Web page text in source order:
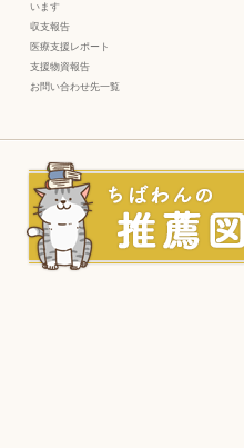
います
収支報告
医療支援レポート
支援物資報告
お問い合わせ先一覧